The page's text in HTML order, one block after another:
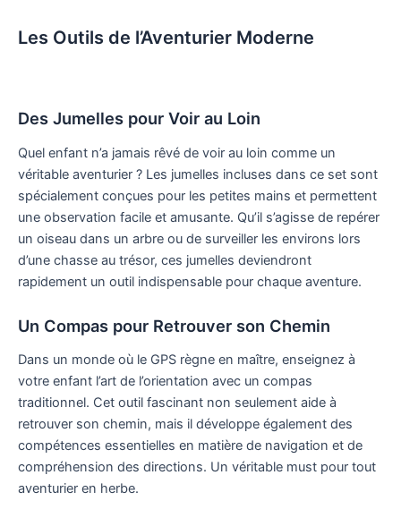
Les Outils de l’Aventurier Moderne
Des Jumelles pour Voir au Loin
Quel enfant n’a jamais rêvé de voir au loin comme un
véritable aventurier ? Les jumelles incluses dans ce set sont
spécialement conçues pour les petites mains et permettent
une observation facile et amusante. Qu’il s’agisse de repérer
un oiseau dans un arbre ou de surveiller les environs lors
d’une chasse au trésor, ces jumelles deviendront
rapidement un outil indispensable pour chaque aventure.
Un Compas pour Retrouver son Chemin
Dans un monde où le GPS règne en maître, enseignez à
votre enfant l’art de l’orientation avec un compas
traditionnel. Cet outil fascinant non seulement aide à
retrouver son chemin, mais il développe également des
compétences essentielles en matière de navigation et de
compréhension des directions. Un véritable must pour tout
aventurier en herbe.